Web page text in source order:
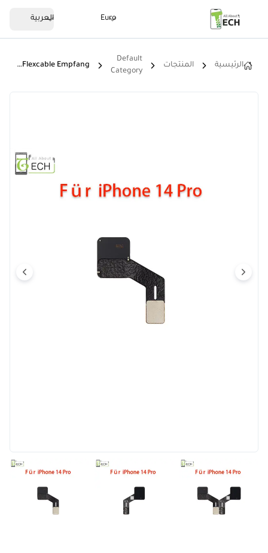
Euro العربية
الرئيسية المنتجات
Default
Category
Für IPhone 14 Pro GPS Signal Antenne Flexkabel Flexcable Empfang